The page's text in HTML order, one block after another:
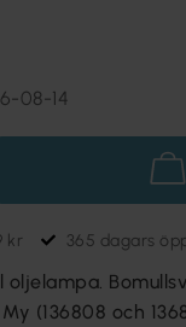
08-14
kr 365 dagars
oljelampa.
(136808 och